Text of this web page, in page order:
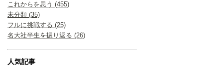
これからを思う (455)
未分類 (35)
フルに挑戦する (25)
名大社半生を振り返る (26)
人気記事